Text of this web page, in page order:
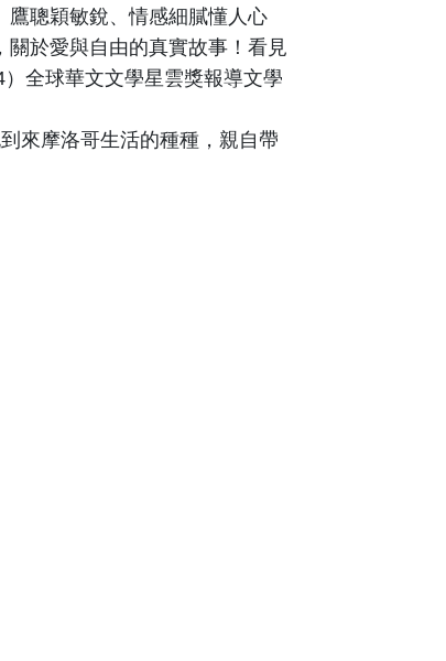
鷹聰穎敏銳、情感細膩懂人心
於愛與自由的真實故事！看見
全球華文文學星雲獎報導文學
來摩洛哥生活的種種， 親自帶